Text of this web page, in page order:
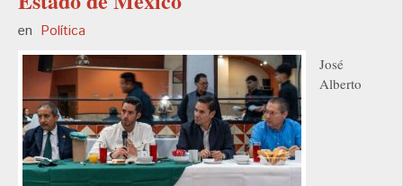
en Política
José
Alberto